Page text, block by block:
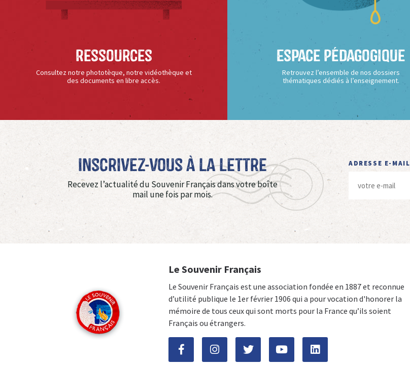
Ressources
Consultez notre phototèque, notre vidéothèque et
des documents en libre accès.
Espace Pédagogique
Retrouvez l’ensemble de nos dossiers
thématiques dédiés à l’enseignement.
Inscrivez-vous à La Lettre
Recevez l’actualité du Souvenir Français dans votre boîte
mail une fois par mois.
ADRESSE E-MAIL
Le Souvenir Français
Le Souvenir Français est une association fondée en 1887 et reconnue
d’utilité publique le 1er février 1906 qui a pour vocation d'honorer la
mémoire de tous ceux qui sont morts pour la France qu’ils soient
Français ou étrangers.